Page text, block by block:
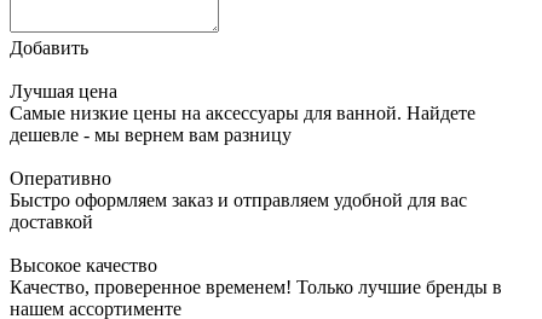
Добавить
Лучшая цена
Самые низкие цены на аксессуары для ванной. Найдете
дешевле - мы вернем вам разницу
Оперативно
Быстро оформляем заказ и отправляем удобной для вас
доставкой
Высокое качество
Качество, проверенное временем! Только лучшие бренды в
нашем ассортименте